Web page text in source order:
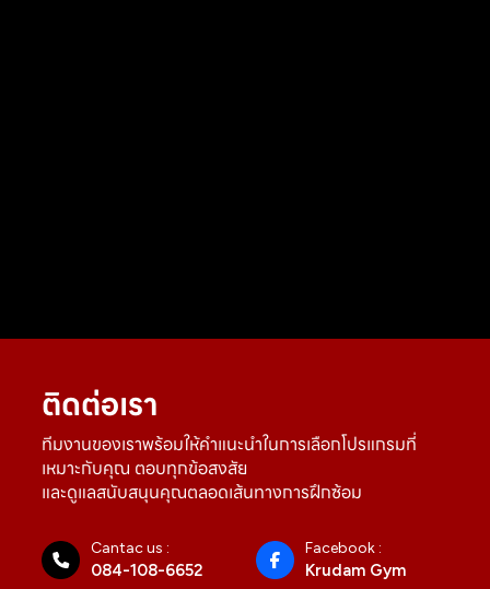
ติดต่อเรา
ทีมงานของเราพร้อมให้คำแนะนำในการเลือกโปรแกรมที่
เหมาะกับคุณ ตอบทุกข้อสงสัย
และดูแลสนับสนุนคุณตลอดเส้นทางการฝึกซ้อม
Cantac us :
084-108-6652
Facebook :
Krudam Gym